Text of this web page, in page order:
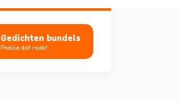
Gedichten bundels
Poëzie dat raakt...